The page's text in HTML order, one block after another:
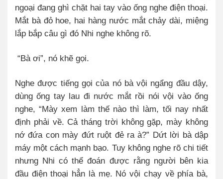
ngoại đang ghì chặt hai tay vào ống nghe điện thoại.
Mắt bà đỏ hoe, hai hàng nước mắt chảy dài, miệng
lắp bắp câu gì đó Nhi nghe không rõ.
“Bà ơi”, nó khẽ gọi.
Nghe được tiếng gọi của nó bà vội ngẩng đầu dậy,
dùng ống tay lau đi nước mắt rồi nói vội vào ống
nghe, “Mày xem làm thế nào thì làm, tối nay nhất
định phải về. Cả tháng trời không gặp, mày không
nớ đứa con mày đứt ruột đẻ ra à?” Dứt lời bà dập
máy một cách mạnh bạo. Tuy không nghe rõ chi tiết
nhưng Nhi có thể đoán được rằng người bên kia
đầu điện thoại hẳn là mẹ. Nó vội chạy về phía bà,